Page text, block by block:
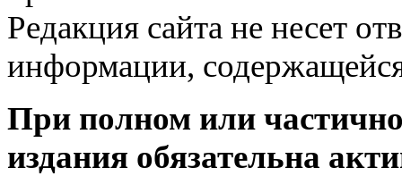
Редакция сайта не несет
информации,
При полном или
издания обязательна